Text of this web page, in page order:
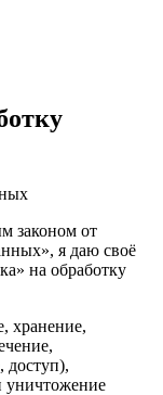
законом от
я даю своё
на обработку
хранение,
доступ),
уничтожение